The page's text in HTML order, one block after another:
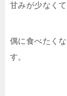
甘みが少なく
偶に食べたく
す。